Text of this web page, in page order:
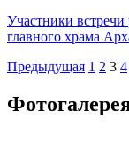
Участники
главного храма
Предыдущая 1 2 3 4